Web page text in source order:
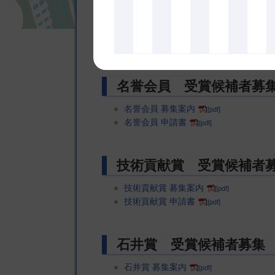
名誉会員 受賞候補者募
名誉会員 募集案内 [pdf]
名誉会員 申請書 [pdf]
技術貢献賞 受賞候補者
技術貢献賞 募集案内 [pdf]
技術貢献賞 申請書 [pdf]
石井賞 受賞候補者募集
石井賞 募集案内 [pdf]